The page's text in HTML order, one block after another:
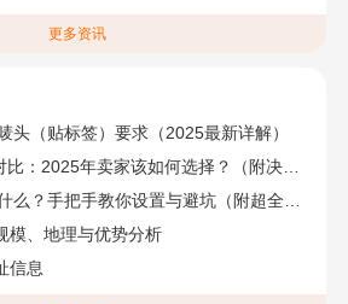
更多资讯
头（贴标签）要求（2025最新详解）
2025年卖家该如何选择？（附决策流程图）
？手把手教你设置与避坑（附超全指南）
模、地理与优势分析
信息